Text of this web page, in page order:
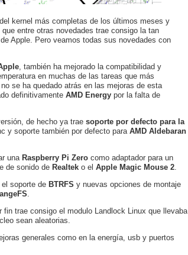
kernel más completas de los últimos meses y
entre otras novedades trae consigo la tan
Apple. Pero veamos todas sus novedades con
, también ha mejorado la compatibilidad y
en muchas de las tareas que más
se ha quedado atrás en las mejoras de esta
definitivamente AMD Energy por la falta de
de hecho ya trae soporte por defecto para la
y soporte también por defecto para AMD Aldebaran
una Raspberry Pi Zero como adaptador para un
de sonido de Realtek o el Apple Magic Mouse 2
soporte de BTRFS y nuevas opciones de montaje
fin trae consigo el modulo Landlock Linux que llevaba
sean aleatorias.
generales como en la energía, usb y puertos